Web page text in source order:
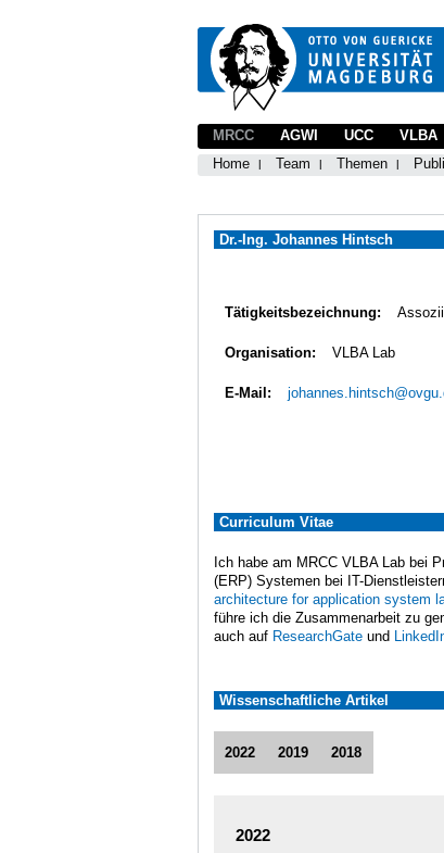
MRCC
Home
Team Themen
AGWI UCC VLBA
Dr.-Ing. Johannes Hintsch
Tätigkeitsbezeichnung:
Organisation: VLBA Lab
E-Mail:
Curriculum Vitae
Ich habe am MRCC VLBA Lab bei
(ERP) Systemen bei IT-
architecture for application system
führe ich die Zusammenarbeit zu
auch auf ResearchGate und
Wissenschaftliche Artikel
2022 2019 2018
2022